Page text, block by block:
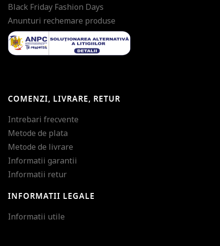
Black Friday Fashion Days
Anunturi rechemare produse
COMENZI, LIVRARE, RETUR
Intrebari frecvente
Metode de plata
Metode de livrare
Informatii garantii
Informatii retur
INFORMATII LEGALE
Informatii utile